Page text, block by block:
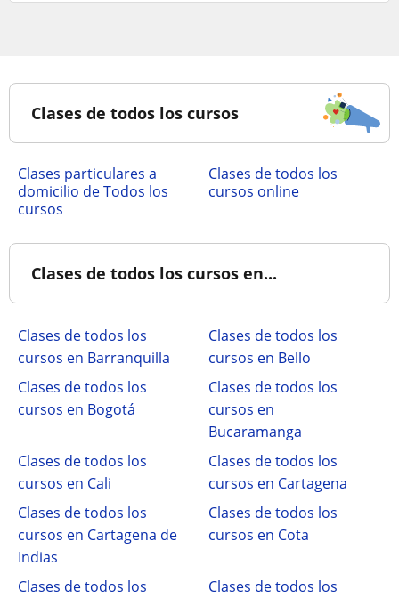
Clases de todos los cursos
clases particulares a
domicilio de Todos los
cursos
Clases de todos los
cursos online
Clases de todos los cursos en...
Clases de todos los
cursos en Barranquilla
Clases de todos los
cursos en Bello
Clases de todos los
cursos en Bogotá
Clases de todos los
cursos en
Bucaramanga
Clases de todos los
cursos en Cali
Clases de todos los
cursos en Cartagena
Clases de todos los
cursos en Cartagena de
Indias
Clases de todos los
cursos en Cota
Clases de todos los
Clases de todos los